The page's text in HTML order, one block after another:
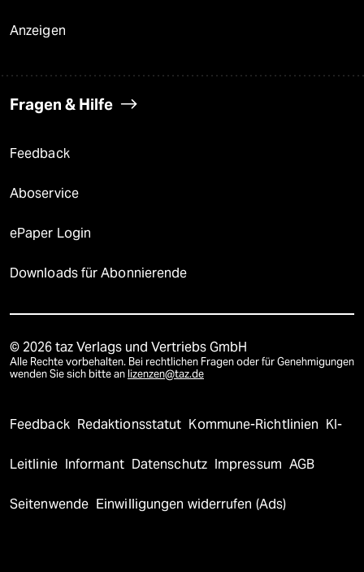
Anzeigen
Fragen & Hilfe
Feedback
Aboservice
ePaper Login
Downloads für Abonnierende
© 2026 taz Verlags und Vertriebs GmbH
Alle Rechte vorbehalten. Bei rechtlichen Fragen oder für Genehmigungen
wenden Sie sich bitte an lizenzen@taz.de
Feedback Redaktionsstatut Kommune-Richtlinien KI-
Leitlinie Informant Datenschutz Impressum AGB
Seitenwende Einwilligungen widerrufen (Ads)